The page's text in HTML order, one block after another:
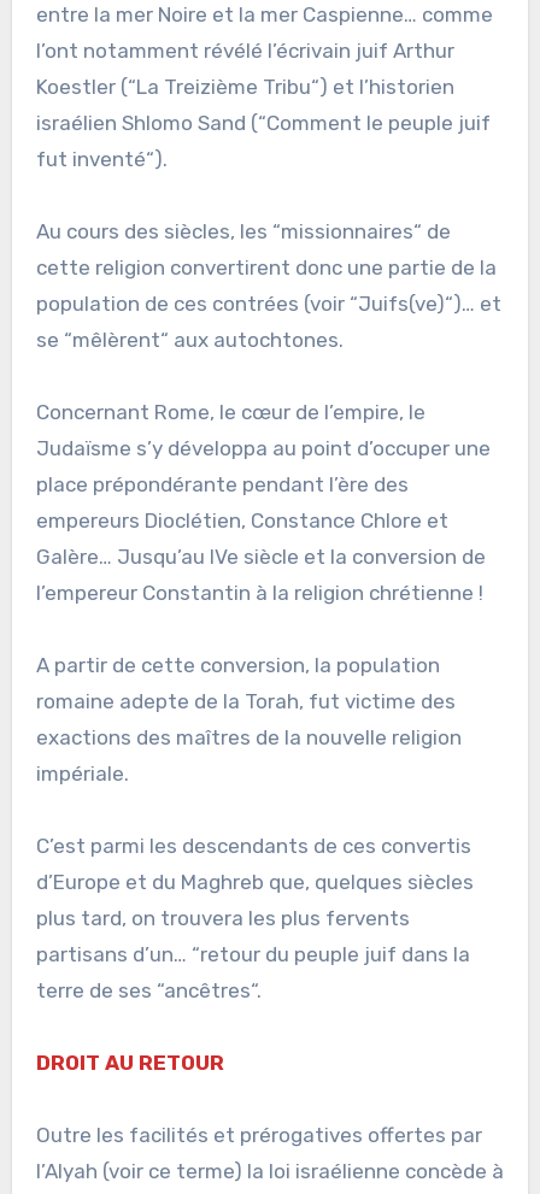
entre la mer Noire et la mer Caspienne… comme
l’ont notamment révélé l’écrivain juif Arthur
Koestler (“La Treizième Tribu“) et l’historien
israélien Shlomo Sand (“Comment le peuple juif
fut inventé“).
Au cours des siècles, les “missionnaires“ de
cette religion convertirent donc une partie de la
population de ces contrées (voir “Juifs(ve)“)… et
se “mêlèrent“ aux autochtones.
Concernant Rome, le cœur de l’empire, le
Judaïsme s’y développa au point d’occuper une
place prépondérante pendant l’ère des
empereurs Dioclétien, Constance Chlore et
Galère… Jusqu’au IVe siècle et la conversion de
l’empereur Constantin à la religion chrétienne !
A partir de cette conversion, la population
romaine adepte de la Torah, fut victime des
exactions des maîtres de la nouvelle religion
impériale.
C’est parmi les descendants de ces convertis
d’Europe et du Maghreb que, quelques siècles
plus tard, on trouvera les plus fervents
partisans d’un… “retour du peuple juif dans la
terre de ses “ancêtres“.
DROIT AU RETOUR
Outre les facilités et prérogatives offertes par
l’Alyah (voir ce terme) la loi israélienne concède à